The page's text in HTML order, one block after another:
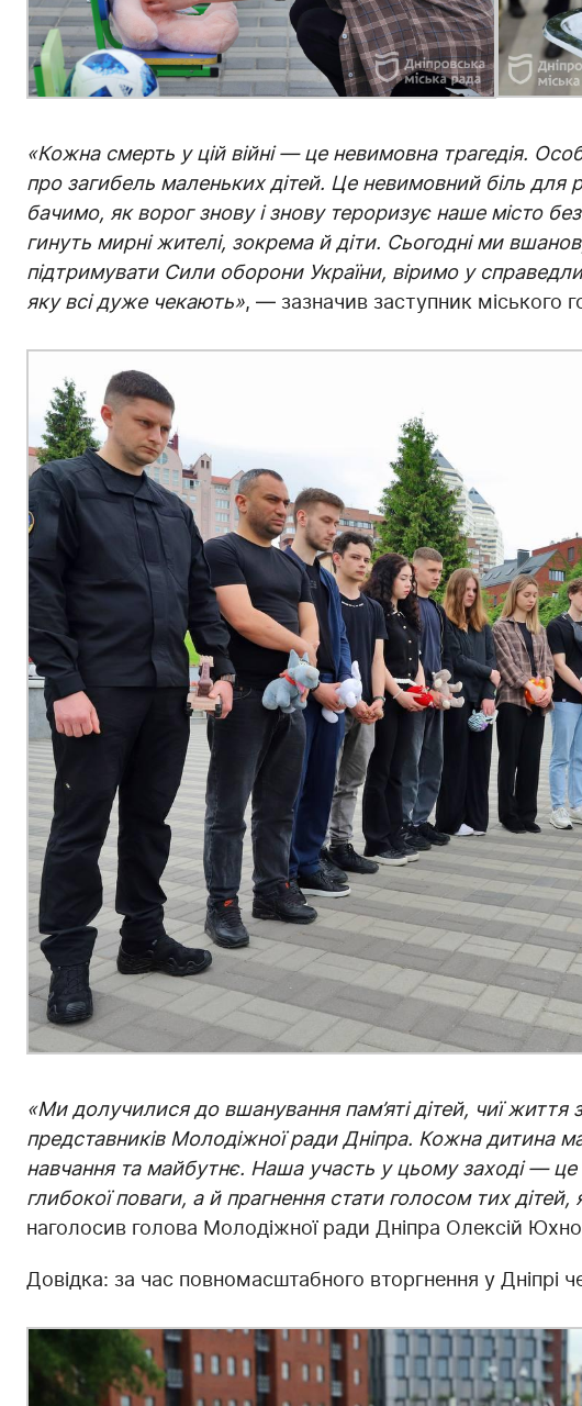
«Кожна смерть у цій війні — це невимовна трагедія.
про загибель маленьких дітей. Це невимовний біль для
бачимо, як ворог знову і знову тероризує наше місто
гинуть мирні жителі, зокрема й діти. Сьогодні ми
підтримувати Сили оборони України, віримо у
яку всі дуже чекають», — зазначив заступник міського
«Ми долучилися до вшанування пам’яті дітей, чиї життя
представників Молодіжної ради Дніпра. Кожна дитина
навчання та майбутнє. Наша участь у цьому заході — це
глибокої поваги, а й прагнення стати голосом тих дітей,
наголосив голова Молодіжної ради Дніпра Олексій
Довідка: за час повномасштабного вторгнення у Дніпрі